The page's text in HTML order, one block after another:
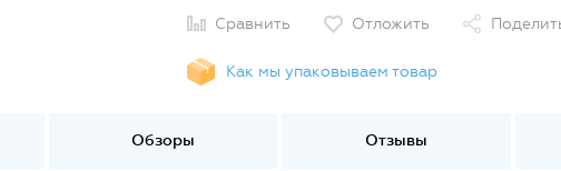
Сравнить Отложить
Как мы упаковываем товар
Обзоры Отзывы